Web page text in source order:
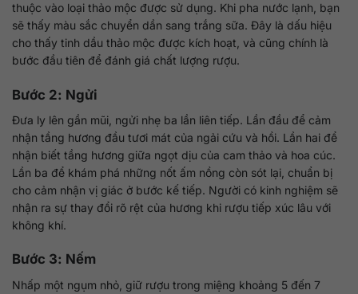
thuộc vào loại thảo mộc được sử dụng. Khi pha nước lạnh, bạn
sẽ thấy màu sắc chuyển dần sang trắng sữa. Đây là dấu hiệu
cho thấy tinh dầu thảo mộc được kích hoạt, và cũng chính là
bước đầu tiên để đánh giá chất lượng rượu.
Bước 2: Ngửi
Đưa ly lên gần mũi, ngửi nhẹ ba lần liên tiếp. Lần đầu để cảm
nhận tầng hương đầu tươi mát của ngải cứu và hồi. Lần hai để
nhận biết tầng hương giữa ngọt dịu của cam thảo và hoa cúc.
Lần ba để khám phá những nốt ấm nồng còn sót lại, chuẩn bị
cho cảm nhận vị giác ở bước kế tiếp. Người có kinh nghiệm sẽ
nhận ra sự thay đổi rõ rệt của hương khi rượu tiếp xúc lâu với
không khí.
Bước 3: Nếm
Nhấp một ngụm nhỏ, giữ rượu trong miệng khoảng 5 đến 7